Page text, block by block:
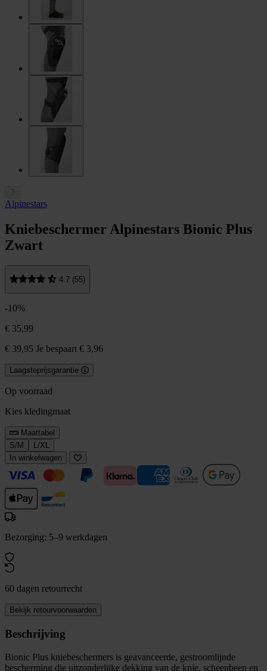
Alpinestars
Kniebeschermer Alpinestars Bionic Plus
Zwart
4.7 (55)
-10%
€ 35,99
€ 39,95 Je bespaart € 3,96
Laagsteprijsgarantie
Op voorraad
Kies kledingmaat
Maattabel
S/M
L/XL
In winkelwagen
Bezorging: 5–9 werkdagen
60 dagen retourrecht
Bekijk retourvoorwaarden
Beschrijving
Bionic Plus kniebeschermers is geavanceerde, gestroomlijnde
bescherming die uitzonderlijke dekking van de knie, scheenbeen en